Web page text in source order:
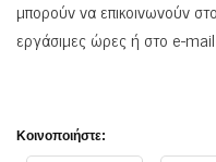
μπορούν να επικοινωνούν
εργάσιμες ώρες ή στο e-
Κοινοποιήστε: